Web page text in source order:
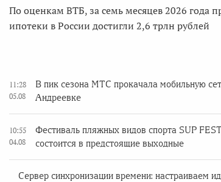
По оценкам ВТБ, за семь месяцев 2026 года
ипотеки в России достигли 2,6 трлн рублей
11:28
05.08
В пик сезона МТС прокачала мобильную
Андреевке
10:55
04.08
Фестиваль пляжных видов спорта SUP
состоится в предстоящие выходные
Сервер синхронизации времени: настраиваем